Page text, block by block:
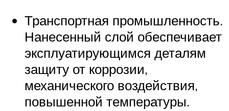
Транспортная промышленность.
Нанесенный слой обеспечивает
эксплуатирующимся деталям
защиту от коррозии,
механического воздействия,
повышенной температуры.